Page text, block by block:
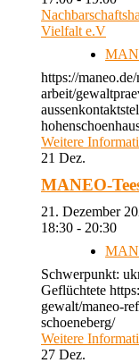
Vielfalt e.V
https://
arbeit/
Weitere
21 Dez.
MANEO-
21. Dezember
18:30 - 20:30
Schwerpunkt:
Geflüchtete
gewalt/maneo-
schoeneberg/
Weitere
27 Dez.